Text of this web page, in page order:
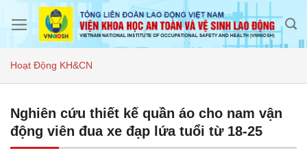
Hoạt Động KH&CN
Nghiên cứu thiết kế quần áo cho nam vận
động viên đua xe đạp lứa tuổi từ 18-25